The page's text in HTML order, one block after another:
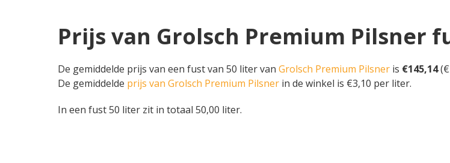
Prijs van Grolsch Premium Pilsner
De gemiddelde prijs van een fust van 50 liter van Grolsch Premium Pilsner is €145,14
De gemiddelde prijs van Grolsch Premium Pilsner in de winkel is €3,10 per liter.
In een fust 50 liter zit in totaal 50,00 liter.